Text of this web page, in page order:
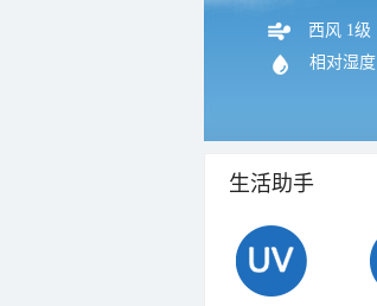
西风 1级
相对湿度
生活助手